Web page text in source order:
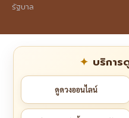
รัฐบาล
บริการ
ดูดวงออนไลน์